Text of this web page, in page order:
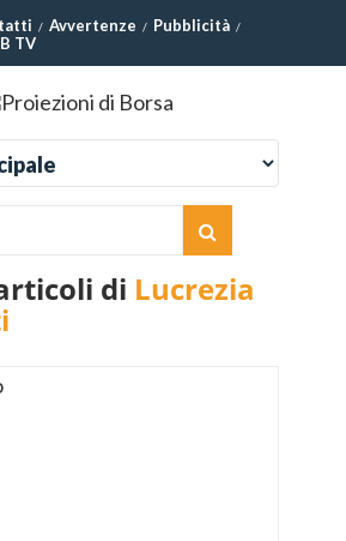
Avvertenze
Pubblicità
TV
di Lucrezia